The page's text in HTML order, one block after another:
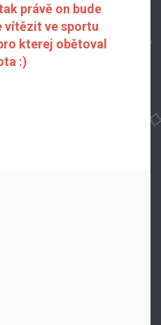
právě on bude
vítězit ve sportu
kterej obětoval
:)